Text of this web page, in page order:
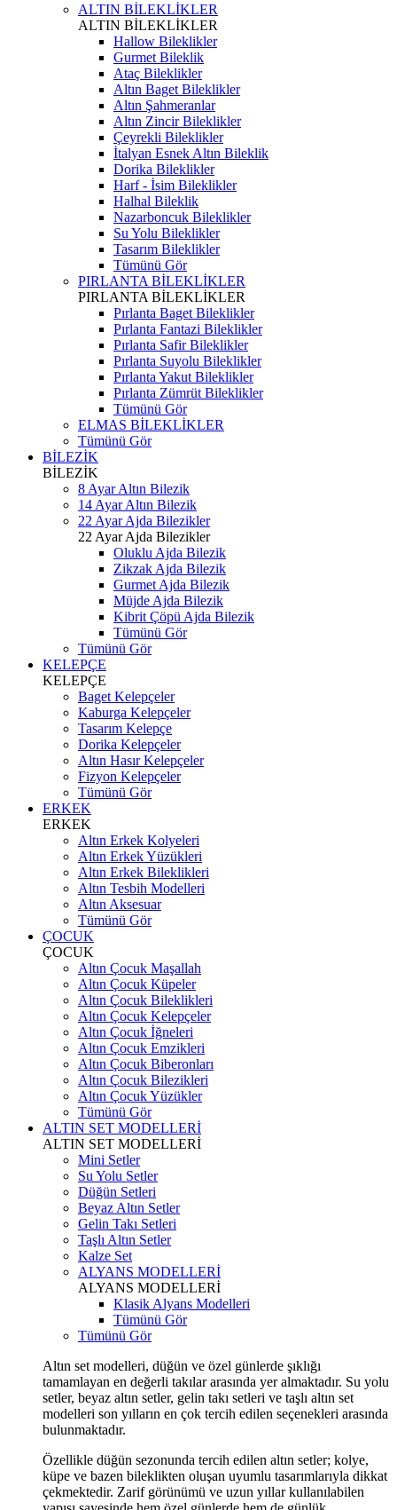
ALTIN BİLEKLİKLER
ALTIN BİLEKLİKLER
Hallow Bileklikler
Gurmet Bileklik
Ataç Bileklikler
Altın Baget Bileklikler
Altın Şahmeranlar
Altın Zincir Bileklikler
Çeyrekli Bileklikler
İtalyan Esnek Altın Bileklik
Dorika Bileklikler
Harf - İsim Bileklikler
Halhal Bileklik
Nazarboncuk Bileklikler
Su Yolu Bileklikler
Tasarım Bileklikler
Tümünü Gör
PIRLANTA BİLEKLİKLER
PIRLANTA BİLEKLİKLER
Pırlanta Baget Bileklikler
Pırlanta Fantazi Bileklikler
Pırlanta Safir Bileklikler
Pırlanta Suyolu Bileklikler
Pırlanta Yakut Bileklikler
Pırlanta Zümrüt Bileklikler
Tümünü Gör
ELMAS BİLEKLİKLER
Tümünü Gör
BİLEZİK
BİLEZİK
8 Ayar Altın Bilezik
14 Ayar Altın Bilezik
22 Ayar Ajda Bilezikler
22 Ayar Ajda Bilezikler
Oluklu Ajda Bilezik
Zikzak Ajda Bilezik
Gurmet Ajda Bilezik
Müjde Ajda Bilezik
Kibrit Çöpü Ajda Bilezik
Tümünü Gör
Tümünü Gör
KELEPÇE
KELEPÇE
Baget Kelepçeler
Kaburga Kelepçeler
Tasarım Kelepçe
Dorika Kelepçeler
Altın Hasır Kelepçeler
Fizyon Kelepçeler
Tümünü Gör
ERKEK
ERKEK
Altın Erkek Kolyeleri
Altın Erkek Yüzükleri
Altın Erkek Bileklikleri
Altın Tesbih Modelleri
Altın Aksesuar
Tümünü Gör
ÇOCUK
ÇOCUK
Altın Çocuk Maşallah
Altın Çocuk Küpeler
Altın Çocuk Bileklikleri
Altın Çocuk Kelepçeler
Altın Çocuk İğneleri
Altın Çocuk Emzikleri
Altın Çocuk Biberonları
Altın Çocuk Bilezikleri
Altın Çocuk Yüzükler
Tümünü Gör
ALTIN SET MODELLERİ
ALTIN SET MODELLERİ
Mini Setler
Su Yolu Setler
Düğün Setleri
Beyaz Altın Setler
Gelin Takı Setleri
Taşlı Altın Setler
Kalze Set
ALYANS MODELLERİ
ALYANS MODELLERİ
Klasik Alyans Modelleri
Tümünü Gör
Tümünü Gör
Altın set modelleri, düğün ve özel günlerde şıklığı
tamamlayan en değerli takılar arasında yer almaktadır. Su yolu
setler, beyaz altın setler, gelin takı setleri ve taşlı altın set
modelleri son yılların en çok tercih edilen seçenekleri arasında
bulunmaktadır.
Özellikle düğün sezonunda tercih edilen altın setler; kolye,
küpe ve bazen bileklikten oluşan uyumlu tasarımlarıyla dikkat
çekmektedir. Zarif görünümü ve uzun yıllar kullanılabilen